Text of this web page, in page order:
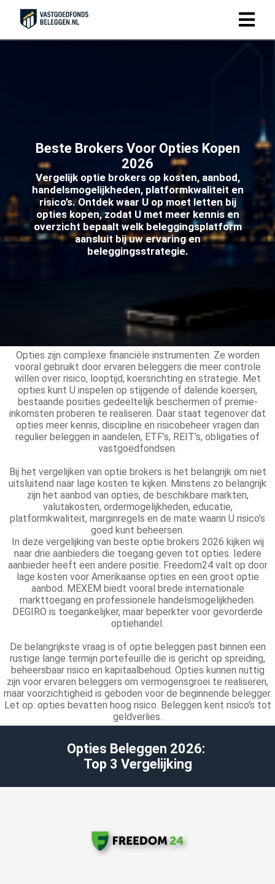
Beste Brokers Voor Opties Kopen
2026
Vergelijk optie brokers op kosten, aanbod,
handelsmogelijkheden, platformkwaliteit en
risico’s. Ontdek waar U op moet letten bij
opties kopen, zodat U met meer kennis en
overzicht bepaalt welk beleggingsplatform
aansluit bij uw ervaring en
beleggingsstrategie.
Opties zijn complexe financiële instrumenten. Ze worden
vooral gebruikt door ervaren beleggers die meer controle
willen over risico, looptijd, koersrichting en strategie. Met
opties kunt U inspelen op stijgende of dalende koersen,
bestaande posities gedeeltelijk beschermen of premie-
inkomsten proberen te realiseren. Daar staat tegenover dat
opties meer kennis, discipline en risicobeheer vragen dan
regulier beleggen in aandelen, ETF’s, REIT’s, obligaties of
vastgoedfondsen.
Bij het vergelijken van optie brokers is het belangrijk om niet
uitsluitend naar lage kosten te kijken. Minstens zo belangrijk
zijn het aanbod van opties, de beschikbare markten,
valutakosten, ordermogelijkheden, educatie,
platformkwaliteit, marginregels en de mate waarin U risico’s
goed kunt beheersen.
In deze vergelijking van beste optie brokers 2026 kijken wij
naar drie aanbieders die toegang geven tot opties. Iedere
aanbieder heeft een andere positie. Freedom24 valt op door
lage kosten voor Amerikaanse opties en een groot optie
aanbod. MEXEM biedt vooral brede internationale
markttoegang en professionele handelsmogelijkheden.
DEGIRO is toegankelijker, maar beperkter voor gevorderde
optiehandel.
De belangrijkste vraag is of optie beleggen past binnen een
rustige lange termijn portefeuille die is gericht op spreiding,
beheersbaar risico en kapitaalbehoud. Opties kunnen nuttig
zijn voor ervaren beleggers om vermogensgroei te realiseren,
maar voorzichtigheid is geboden voor de beginnende belegger.
Let op: opties bevatten hoog risico. Beleggen kent risico's tot
geldverlies.
Opties Beleggen 2026:
Top 3 Vergelijking